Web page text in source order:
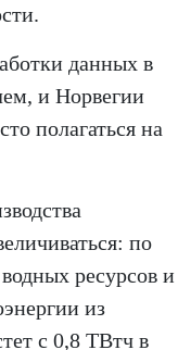
данных в
и Норвегии
полагаться на
по
ресурсов и
из
с 0,8 ТВтч в